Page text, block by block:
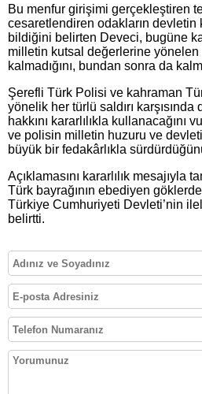
Bu menfur girişimi gerçekleştiren
cesaretlendiren odakların devletin
bildiğini belirten Deveci, bugüne
milletin kutsal değerlerine yönelen
kalmadığını, bundan sonra da
Şerefli Türk Polisi ve kahraman
yönelik her türlü saldırı
hakkını kararlılıkla kullanacağını
ve polisin milletin huzuru ve
büyük bir fedakârlıkla
Açıklamasını kararlılık mesajıyla
Türk bayrağının ebediyen
Türkiye Cumhuriyeti Devleti’nin
belirtti.